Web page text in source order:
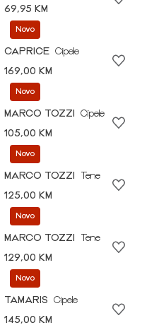
69,95 KM
Novo
CAPRICE Cipele
169,00 KM
Novo
MARCO TOZZI
Cipele
105,00 KM
Novo
MARCO TOZZI
Tene
125,00 KM
Novo
MARCO TOZZI
Tene
129,00 KM
Novo
TAMARIS
Cipele
145,00 KM